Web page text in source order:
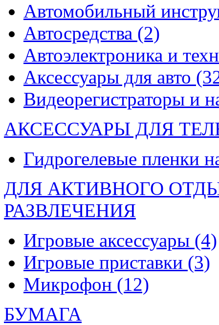
Автомобильный
Автосредства (2)
Автоэлектроника и
Аксессуары для авто
Видеорегистраторы и
АКСЕССУАРЫ ДЛЯ
Гидрогелевые пленки
ДЛЯ АКТИВНОГО
РАЗВЛЕЧЕНИЯ
Игровые аксессуары (4)
Игровые приставки (3)
Микрофон (12)
БУМАГА